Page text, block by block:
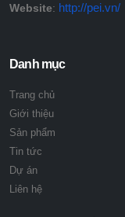
Website: http://pei.vn/
Danh mục
Trang chủ
Giới thiệu
Sản phẩm
Tin tức
Dự án
Liên hệ